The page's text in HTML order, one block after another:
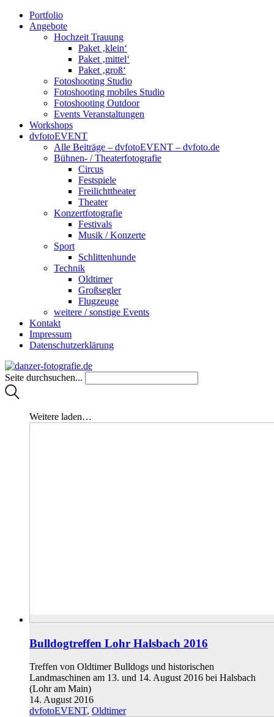
Portfolio
Angebote
Hochzeit Trauung
Paket ‚klein‘
Paket ‚mittel‘
Paket ‚groß‘
Fotoshooting Studio
Fotoshooting mobiles Studio
Fotoshooting Outdoor
Events Veranstaltungen
Workshops
dvfotoEVENT
Alle Beiträge – dvfotoEVENT – dvfoto.de
Bühnen- / Theaterfotografie
Circus
Festspiele
Freilichttheater
Theater
Konzertfotografie
Festivals
Musik / Konzerte
Sport
Schlittenhunde
Technik
Oldtimer
Großsegler
Flugzeuge
weitere / sonstige Events
Kontakt
Impressum
Datenschutzerklärung
Seite durchsuchen...
Weitere laden…
Bulldogtreffen Lohr Halsbach 2016
Treffen von Oldtimer Bulldogs und historischen
Landmaschinen am 13. und 14. August 2016 bei Halsbach
(Lohr am Main)
14. August 2016
dvfotoEVENT, Oldtimer